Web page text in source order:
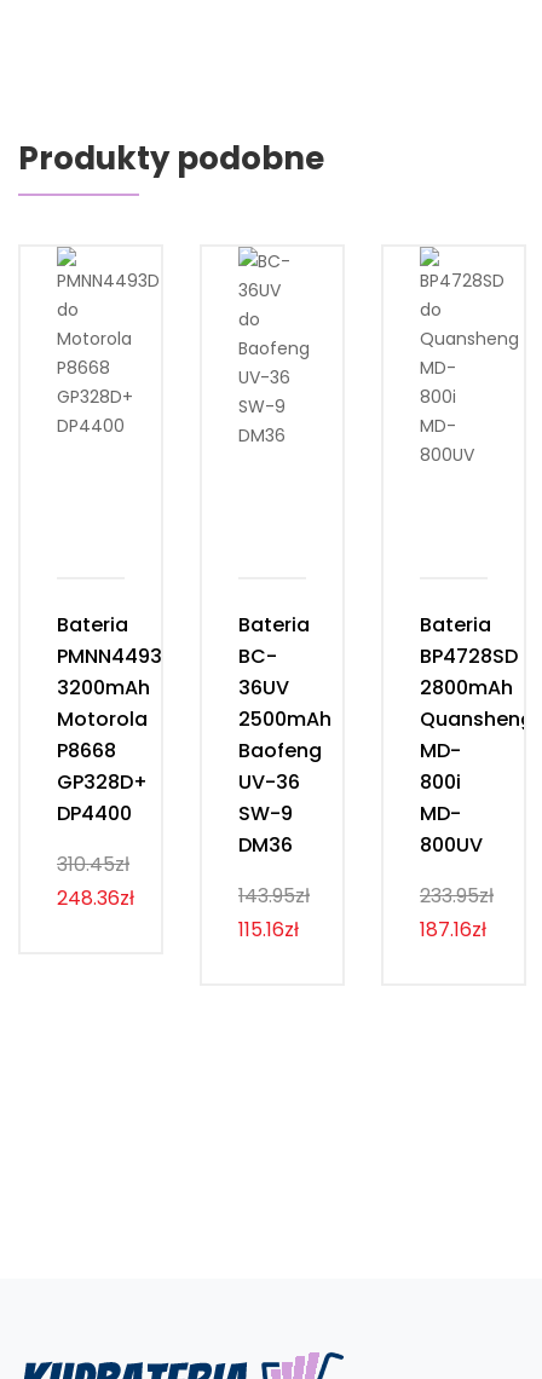
Produkty podobne
Bateria
PMNN4493D
3200mAh
Motorola
P8668
GP328D+
DP4400
310.45zł
248.36zł
Bateria
BC-
36UV
2500mAh
Baofeng
UV-36
SW-9
DM36
143.95zł
115.16zł
Bateria
BP4728SD
2800mAh
Quansheng
MD-
800i
MD-
800UV
233.95zł
187.16zł